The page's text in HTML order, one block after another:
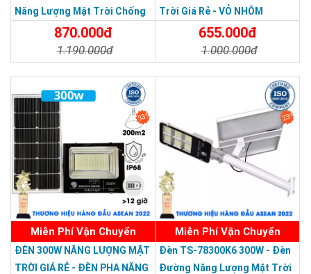
Thương hiệu dẫn đầu Việt Nam 2023
Năng Lượng Mặt Trời Chống
Nước Giá Rẻ870.000đ
1.190.000đ
Trời Giá Rẻ - VỎ NHÔM
655.000đ
1.000.000đ
33%
Miễn Phí Vận Chuyển
ĐÈN 300W NĂNG LƯỢNG MẶT
TRỜI GIÁ RẺ - ĐÈN PHA NĂNG
23%
Miễn Phí Vận Chuyển
Đèn TS-78300K6 300W - Đèn
Đường Năng Lượng Mặt Trời